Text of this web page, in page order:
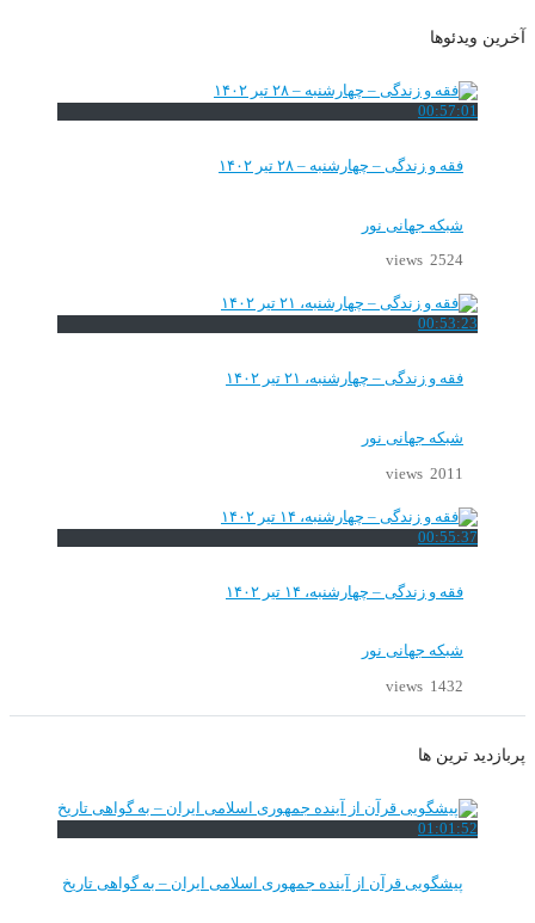
آخرین ویدئوها
00:57:01
فقه و زندگی – چهارشنبه – ۲۸ تیر ۱۴۰۲
شبکه جهانی نور
2524 views
00:53:23
فقه و زندگی – چهارشنبه، ۲۱ تیر ۱۴۰۲
شبکه جهانی نور
2011 views
00:55:37
فقه و زندگی – چهارشنبه، ۱۴ تیر ۱۴۰۲
شبکه جهانی نور
1432 views
پربازدید ترین ها
01:01:52
پیشگویی قرآن از آینده جمهوری اسلامی ایران – به گواهی تاریخ